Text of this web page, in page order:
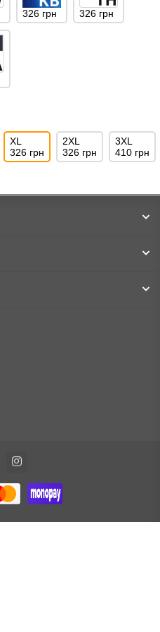
326 грн 326 грн
XL
326 грн
2XL
326 грн
3XL
410 грн